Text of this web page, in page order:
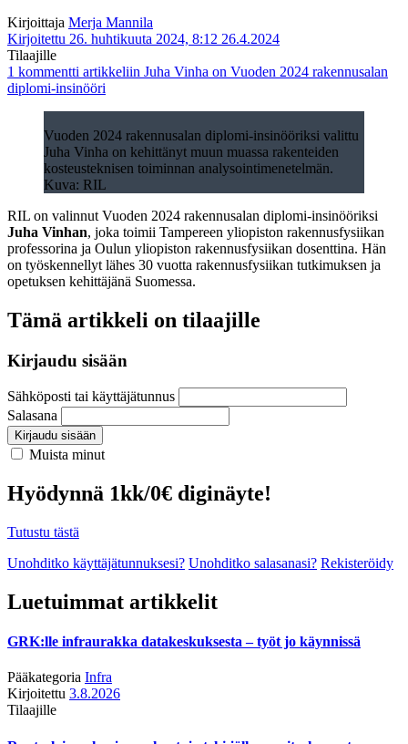
Kirjoittaja Merja Mannila
Kirjoitettu 26. huhtikuuta 2024, 8:12 26.4.2024
Tilaajille
1 kommentti artikkeliin Juha Vinha on Vuoden 2024 rakennusalan
diplomi-insinööri
Vuoden 2024 rakennusalan diplomi-insinööriksi valittu
Juha Vinha on kehittänyt muun muassa rakenteiden
kosteusteknisen toiminnan analysointimenetelmän.
Kuva: RIL
RIL on valinnut Vuoden 2024 rakennusalan diplomi-insinööriksi
Juha Vinhan, joka toimii Tampereen yliopiston rakennusfysiikan
professorina ja Oulun yliopiston rakennusfysiikan dosenttina. Hän
on työskennellyt lähes 30 vuotta rakennusfysiikan tutkimuksen ja
opetuksen kehittäjänä Suomessa.
Tämä artikkeli on tilaajille
Kirjaudu sisään
Sähköposti tai käyttäjätunnus
Salasana
Kirjaudu sisään
Muista minut
Hyödynnä 1kk/0€ diginäyte!
Tutustu tästä
Unohditko käyttäjätunnuksesi? Unohditko salasanasi? Rekisteröidy
Luetuimmat artikkelit
GRK:lle infraurakka datakeskuksesta – työt jo käynnissä
Pääkategoria Infra
Kirjoitettu 3.8.2026
Tilaajille